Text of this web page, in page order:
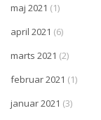
maj 2021 (1)
april 2021 (6)
marts 2021 (2)
februar 2021 (1)
januar 2021 (3)